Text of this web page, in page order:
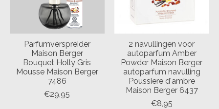
Parfumverspreider
Maison Berger
Bouquet Holly Gris
Mousse Maison Berger
7486
€29,95
2 navullingen voor
autoparfum Amber
Powder Maison Berger
autoparfum navulling
Poussiere d'ambre
Maison Berger 6437
€8,95